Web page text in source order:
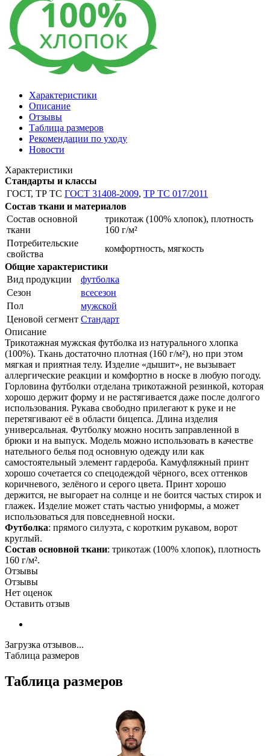
Характеристики
Описание
Отзывы
Таблица размеров
Рекомендации по уходу
Новости
Характеристики
Стандарты и классы
ГОСТ, ТР ТС ГОСТ 31408-2009, ТР ТС 017/2011
Состав ткани и материалов
Состав основной
ткани
трикотаж (100% хлопок), плотность
160 г/м²
Потребительские
свойства
комфортность, мягкость
Общие характеристики
Вид продукции
футболка
Сезон
всесезон
Пол
мужской
Ценовой сегмент Стандарт
Описание
Трикотажная мужская футболка из натурального хлопка
(100%). Ткань достаточно плотная (160 г/м²), но при этом
мягкая и приятная телу. Изделие «дышит», не вызывает
аллергические реакции и комфортно в носке в любую погоду.
Горловина футболки отделана трикотажной резинкой, которая
хорошо держит форму и не растягивается даже после долгого
использования. Рукава свободно прилегают к руке и не
перетягивают её в области бицепса. Длина изделия
универсальная. Футболку можно носить заправленной в
брюки и на выпуск. Модель можно использовать в качестве
нательного белья под основную одежду или как
самостоятельный элемент гардероба. Камуфляжный принт
хорошо сочетается со спецодеждой чёрного, всех оттенков
коричневого, зелёного и серого цвета. Принт хорошо
держится, не выгорает на солнце и не боится частых стирок и
глажек. Изделие может стать частью униформы, а может
использоваться для повседневной носки.
Футболка: прямого силуэта, с коротким рукавом, ворот
круглый.
Состав основной ткани: трикотаж (100% хлопок), плотность
160 г/м².
Отзывы
Отзывы
Нет оценок
Оставить отзыв
Загрузка отзывов...
Таблица размеров
Таблица размеров